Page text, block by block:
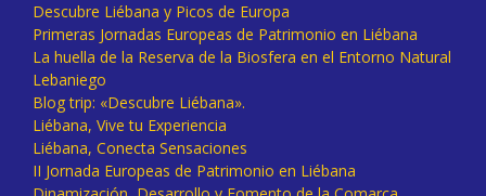
Descubre Liébana y Picos de Europa
Primeras Jornadas Europeas de Patrimonio en Liébana
La huella de la Reserva de la Biosfera en el Entorno Natural
Lebaniego
Blog trip: «Descubre Liébana».
Liébana, Vive tu Experiencia
Liébana, Conecta Sensaciones
II Jornada Europeas de Patrimonio en Liébana